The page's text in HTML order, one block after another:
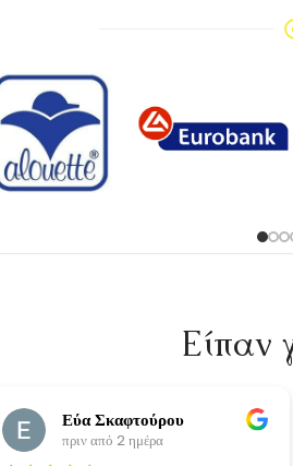
Είπαν
Εύα Σκαφτούρου
πριν από 2 ημέρα